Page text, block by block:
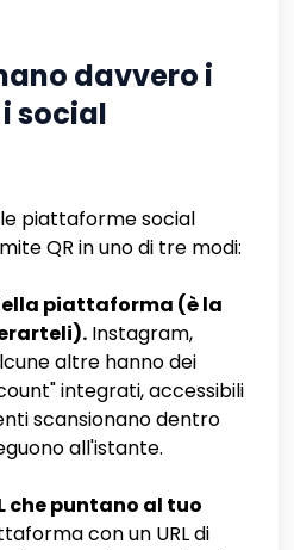
davvero i
social
piattaforme social
QR in uno di tre modi:
piattaforma (è la
Instagram,
altre hanno dei
integrati, accessibili
scansionano dentro
all'istante.
che puntano al tuo
con un URL di